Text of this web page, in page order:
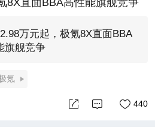
万元起，极氪8X直面BBA
旗舰竞争
氪
440